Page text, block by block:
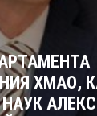
ХМАО,